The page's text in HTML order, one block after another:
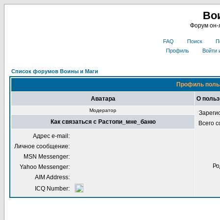
Форум он-
FAQ Поиск
Профиль
Войти
Список форумов Воины и Маги
Профиль
Аватара О
Модератор
Всего
Как связаться с Растопи_мне_баню
Адрес e-mail:
Личное сообщение:
MSN Messenger:
Yahoo Messenger:
AIM Address:
ICQ Number: